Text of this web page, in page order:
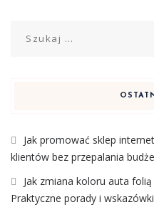
Jak promować sklep
klientów bez przepalania
Jak zmiana koloru auta
Praktyczne porady i wskazówki